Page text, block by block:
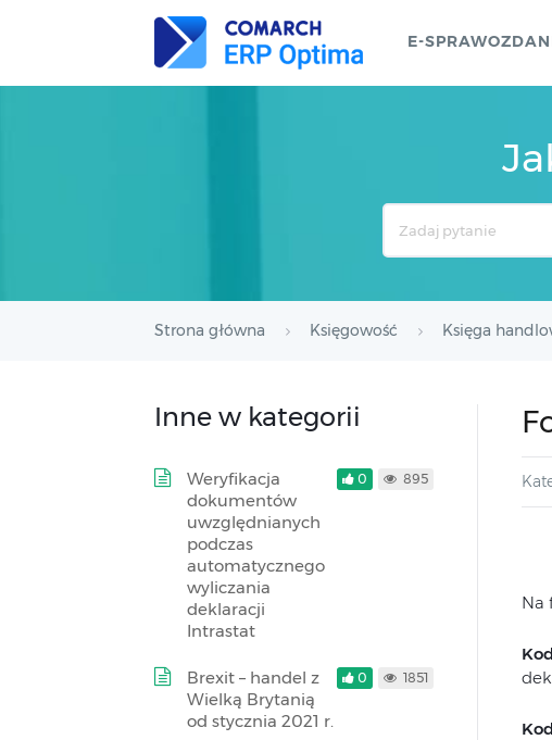
E-
Strona główna Księgowość Księga
Na
Inne w kategorii
Weryfikacja
dokumentów
uwzględnianych
podczas
automatycznego
wyliczania
deklaracji
Intrastat
0 895
Brexit – handel z
Wielką Brytanią
od stycznia 2021 r.
0 1851